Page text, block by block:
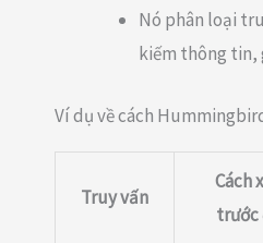
Nó phân loại
kiếm thông tin,
Ví dụ về cách
Truy vấn
Cách
trước